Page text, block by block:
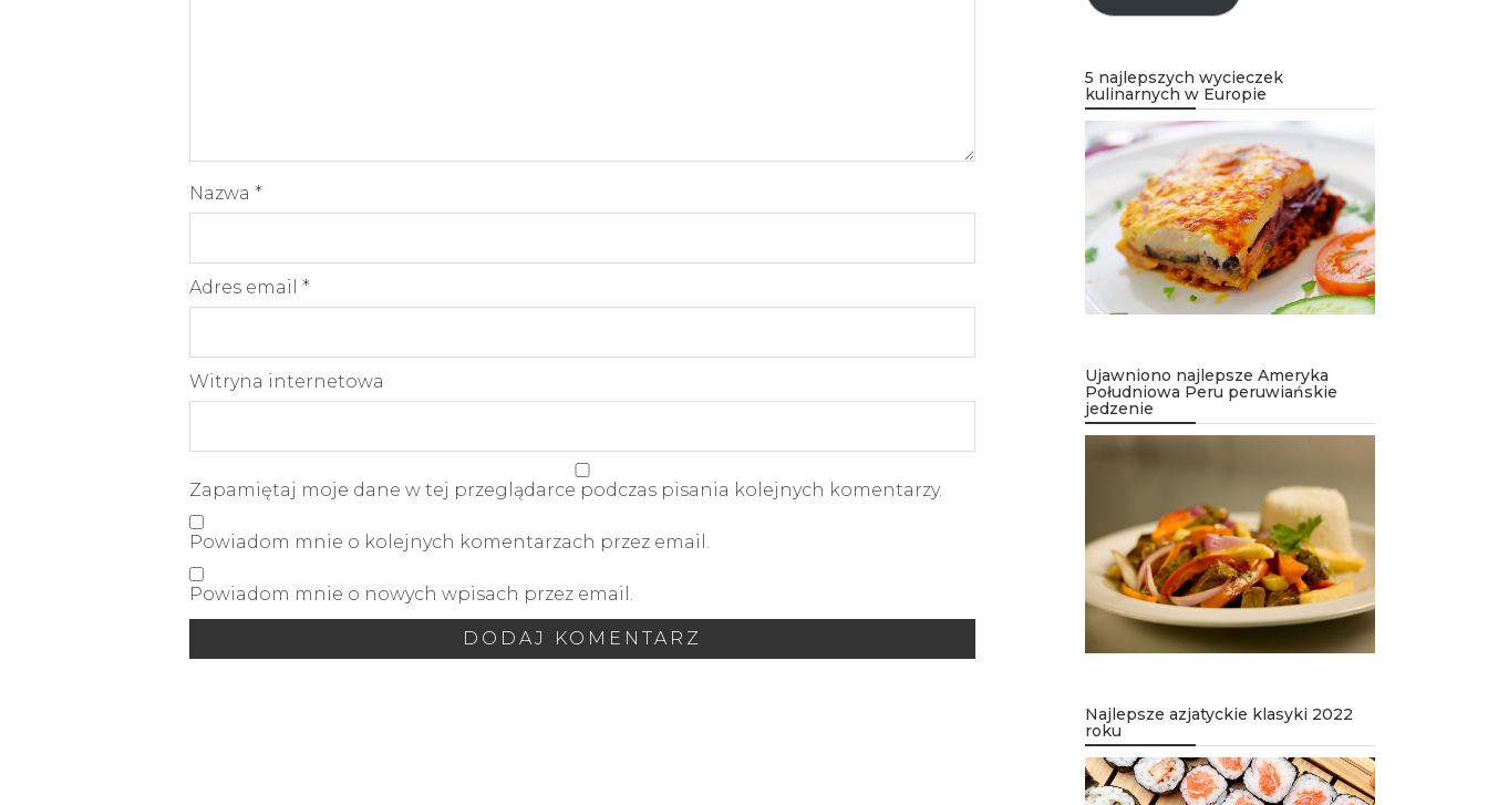
Nazwa *
Adres email *
Witryna internetowa
Zapamiętaj moje dane w tej przeglądarce podczas pisania kolejnych komentarzy.
Powiadom mnie o kolejnych komentarzach przez email.
Powiadom mnie o nowych wpisach przez email.
5 najlepszych wycieczek
kulinarnych w Europie
Ujawniono najlepsze Ameryka
Południowa Peru peruwiańskie
jedzenie
Najlepsze azjatyckie klasyki 2022
roku